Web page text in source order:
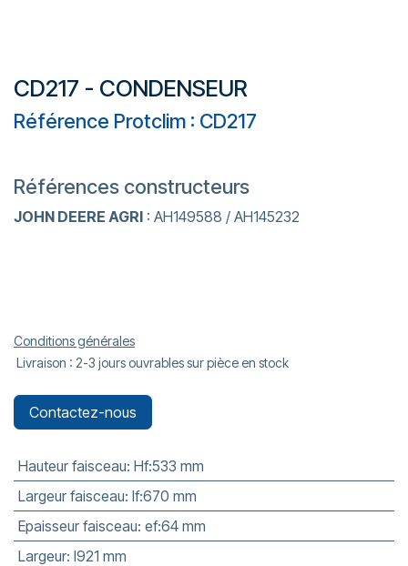
CD217 - CONDENSEUR
Référence Protclim : CD217
Références constructeurs
JOHN DEERE AGRI : AH149588 / AH145232
Conditions générales
Livraison : 2-3 jours ouvrables sur pièce en stock
Contactez-nous
Hauteur faisceau: Hf:533 mm
Largeur faisceau: lf:670 mm
Epaisseur faisceau: ef:64 mm
Largeur: l921 mm